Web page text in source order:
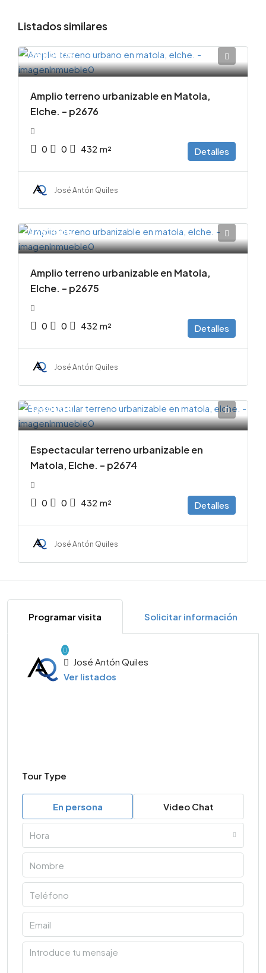
Listados similares
255000€
Amplio terreno urbanizable en Matola,
Elche. – p2676
0 0 432 m² Detalles
José Antón Quiles
138000€
Amplio terreno urbanizable en Matola,
Elche. – p2675
0 0 432 m² Detalles
José Antón Quiles
123000€
Espectacular terreno urbanizable en
Matola, Elche. – p2674
0 0 432 m² Detalles
José Antón Quiles
Programar visita Solicitar información
José Antón Quiles
Ver listados
Tour Type
En persona Video Chat
Hora